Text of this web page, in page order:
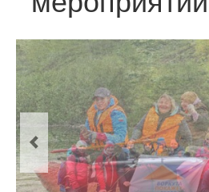
Новости
О Воркуте
Экскурсии по Воркуте
Базы отдыха
О центре
Документы